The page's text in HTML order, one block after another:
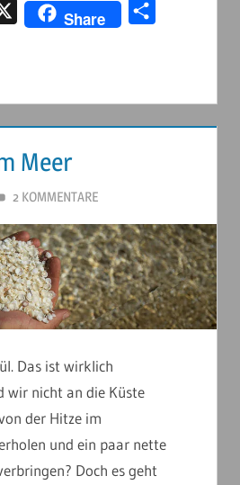
X Share
Meer
ANDERSTOUREN
2 KOMMENTARE
Das ist wirklich
wir nicht an die Küste
der Hitze im
und ein paar nette
Doch es geht